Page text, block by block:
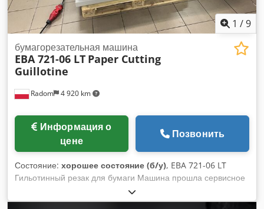
1 /9
Radom 4 920 km
бумагорезательная машина
EBA 721-06 LT Paper Cutting
Guillotine
цене
Позвонить
Состояние: хорошее состояние (б/у), EBA 721-06 LT
Гильотинный резак для бумаги Машина прошла сервисное
обслуживание и полностью готова к работе. Данный
профессиональный резак предназначен для